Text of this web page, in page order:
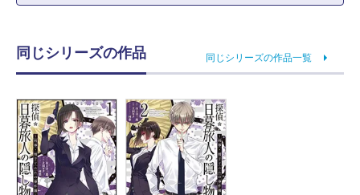
同じシリーズの作品 同じシリーズの作品一覧